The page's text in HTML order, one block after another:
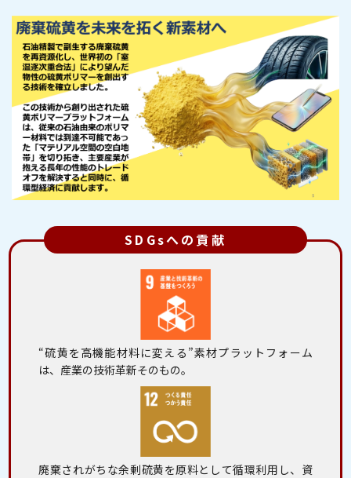
SDGsへの貢献
“硫黄を高機能材料に変える”素材プラットフォーム
は、産業の技術革新そのもの。
廃棄されがちな余剰硫黄を原料として循環利用し、資